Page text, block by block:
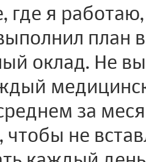
где я
оклад. Не
за
не